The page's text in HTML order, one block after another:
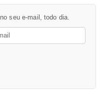
seu e-mail, todo dia.